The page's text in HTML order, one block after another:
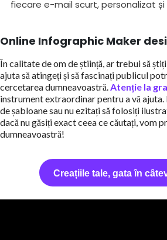
fiecare e-mail scurt, personalizat
Online Infographic Maker
În calitate de om de știință, ar trebui să
ajuta să atingeți și să fascinați publicul
cercetarea dumneavoastră.Atenție la
instrument extraordinar pentru a vă
de șabloane sau nu ezitați să folosiți
dacă nu găsiți exact ceea ce căutați, vom
dumneavoastră!
Creațiile tale, gata în